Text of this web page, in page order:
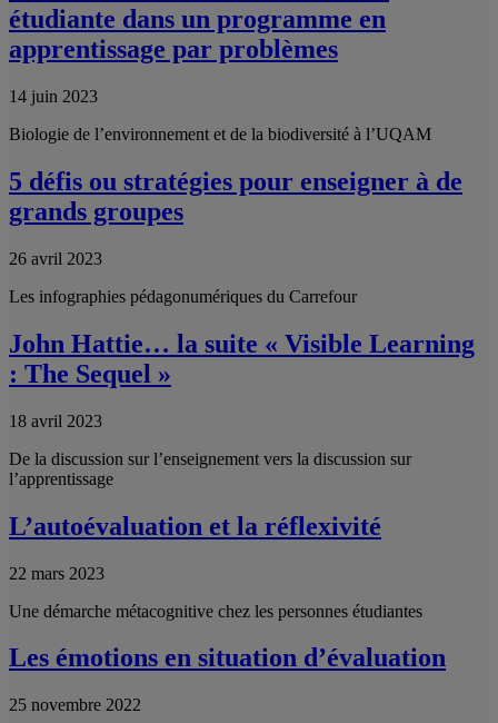
étudiante dans un programme en
apprentissage par problèmes
14 juin 2023
Biologie de l’environnement et de la biodiversité à l’UQAM
5 défis ou stratégies pour enseigner à de
grands groupes
26 avril 2023
Les infographies pédagonumériques du Carrefour
John Hattie… la suite « Visible Learning
: The Sequel »
18 avril 2023
De la discussion sur l’enseignement vers la discussion sur
l’apprentissage
L’autoévaluation et la réflexivité
22 mars 2023
Une démarche métacognitive chez les personnes étudiantes
Les émotions en situation d’évaluation
25 novembre 2022